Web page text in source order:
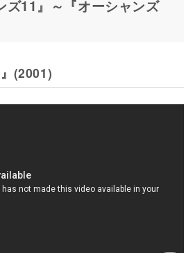
ズ11』～『オーシャンズ
(2001)